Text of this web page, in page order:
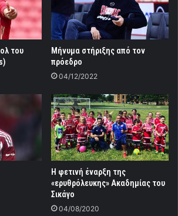
του
Μήνυμα στήριξης από τον
πρόεδρο
04/12/2022
Η φετινή έναρξη της
«ερυθρόλευκης» Ακαδημίας του
Σικάγο
04/08/2020